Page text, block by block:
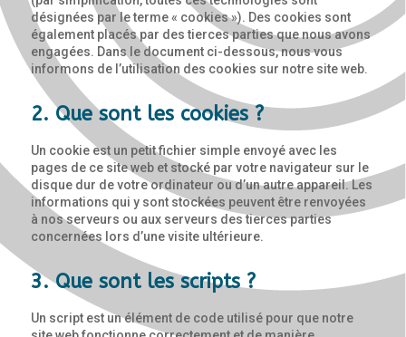
désignées par le terme « cookies »). Des cookies sont
également placés par des tierces parties que nous avons
engagées. Dans le document ci-dessous, nous vous
informons de l’utilisation des cookies sur notre site web.
2. Que sont les cookies ?
Un cookie est un petit fichier simple envoyé avec les
pages de ce site web et stocké par votre navigateur sur le
disque dur de votre ordinateur ou d’un autre appareil. Les
informations qui y sont stockées peuvent être renvoyées
à nos serveurs ou aux serveurs des tierces parties
concernées lors d’une visite ultérieure.
3. Que sont les scripts ?
Un script est un élément de code utilisé pour que notre